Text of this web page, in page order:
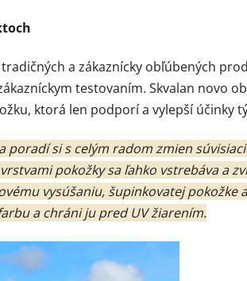
a zákaznícky obľúbených
testovaním. Skvalan novo
ktorá len podporí a vylepší účinky
poradí si s celým radom zmien
pokožky sa ľahko vstrebáva a
vysúšaniu, šupinkovatej
a chráni ju pred UV žiarením.